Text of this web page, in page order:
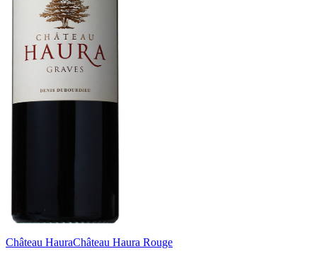
Château HauraChâteau Haura Rouge